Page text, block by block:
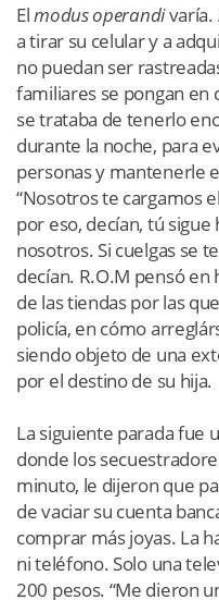
Elmodus operandivaría.
a tirar su celular y a
no puedan ser
familiares se pongan en
se trataba de tenerlo
durante la noche, para
personas y mantenerle
“Nosotros te cargamos
por eso, decían, tú
nosotros. Si cuelgas se
decían. R.O.M pensó en
de las tiendas por las
policía, en cómo
siendo objeto de una
por el destino de su hija.
La siguiente parada fue
donde los
minuto, le dijeron que
de vaciar su cuenta
comprar más joyas. La
ni teléfono. Solo una
200 pesos. “Me dieron